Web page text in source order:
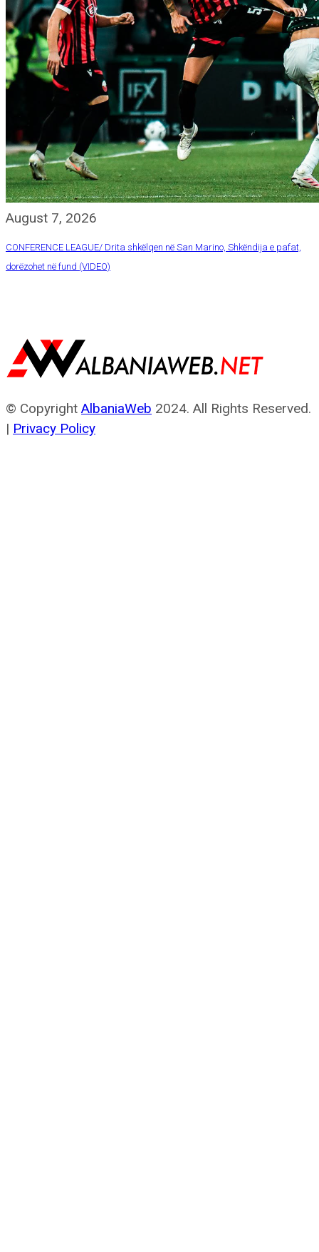
August 7, 2026
CONFERENCE LEAGUE/ Drita shkëlqen në San Marino, Shkëndija e pafat,
dorëzohet në fund (VIDEO)
© Copyright AlbaniaWeb 2024. All Rights Reserved.
| Privacy Policy